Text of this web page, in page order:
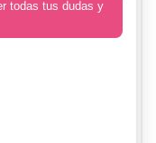
todas tus dudas y